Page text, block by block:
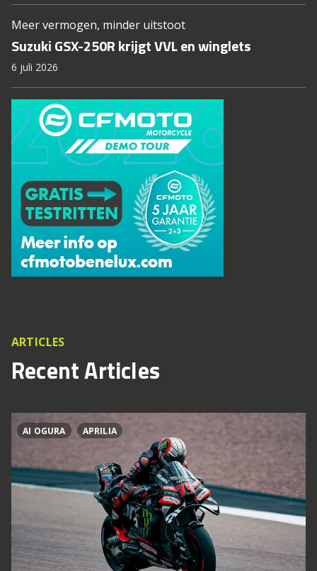
Meer vermogen, minder uitstoot
Suzuki GSX-250R krijgt VVL en winglets
6 juli 2026
ARTICLES
Recent Articles
AI OGURA APRILIA